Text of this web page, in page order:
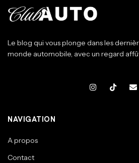
Le blog qui vous plonge dans les
monde automobile, avec un regard
NAVIGATION
A propos
Contact